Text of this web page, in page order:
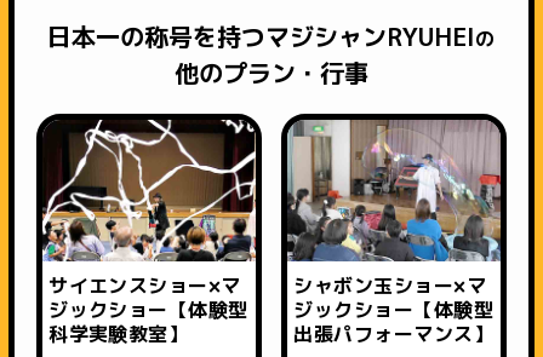
日本一の称号を持つマジシャンRYUHEIの
他のプラン・行事
サイエンスショー×マ
ジックショー【体験型
科学実験教室】
シャボン玉ショー×マ
ジックショー【体験型
出張パフォーマンス】